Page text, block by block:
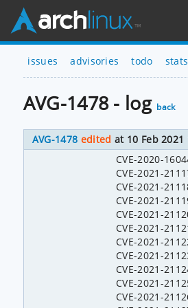
issues advisories todo stats
AVG-1478 - log back
AVG-1478 edited at 10 Feb 2021
CVE-2020-
CVE-2021-
CVE-2021-
CVE-2021-
CVE-2021-
CVE-2021-
CVE-2021-
CVE-2021-
CVE-2021-
CVE-2021-
CVE-2021-